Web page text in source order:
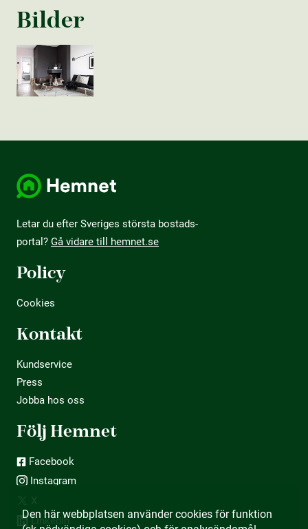
Bilder
Letar du efter Sveriges största bostads­
portal? Gå vidare till hemnet.se
Policy
Cookies
Kontakt
Kundservice
Press
Jobba hos oss
Följ Hemnet
Facebook
Instagram
X
LinkedIn
Den här webbplatsen använder cookies för funktion